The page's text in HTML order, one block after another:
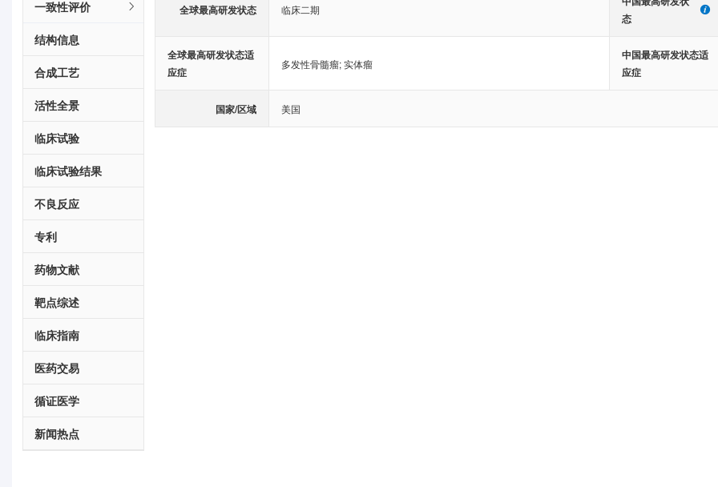
一致性评价
结构信息
合成工艺
活性全景
临床试验
临床试验结果
不良反应
专利
药物文献
靶点综述
临床指南
医药交易
循证医学
新闻热点
全球最高研发状态 临床二期
态
全球最高研发状态适
应症
多发性骨髓瘤;实体瘤
中国最高研发状态适
应症
国家/区域 美国